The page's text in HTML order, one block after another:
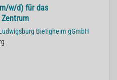
w/d) für das
Bietigheim gGmbH